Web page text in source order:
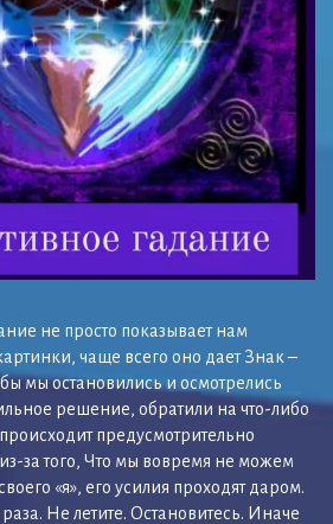
не просто показывает нам
чаще всего оно дает Знак –
мы остановились и осмотрелись
решение, обратили на что-либо
предусмотрительно
за того, Что мы вовремя не можем
«я», его усилия проходят даром.
Не летите. Остановитесь. Иначе